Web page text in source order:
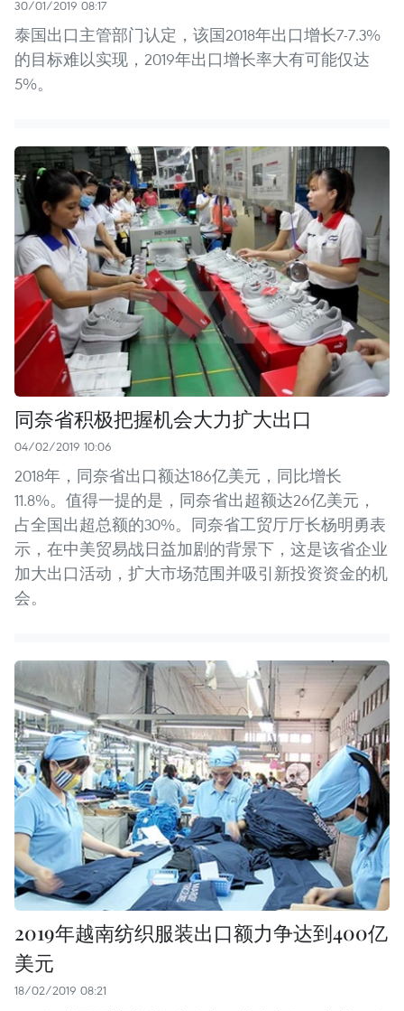
30/01/2019 08:17
泰国出口主管部门认定，该国2018年出口增长7-7.3%
的目标难以实现，2019年出口增长率大有可能仅达
5%。
同奈省积极把握机会大力扩大出口
04/02/2019 10:06
2018年，同奈省出口额达186亿美元，同比增长
11.8%。值得一提的是，同奈省出超额达26亿美元，
占全国出超总额的30%。同奈省工贸厅厅长杨明勇表
示，在中美贸易战日益加剧的背景下，这是该省企业
加大出口活动，扩大市场范围并吸引新投资资金的机
会。
2019年越南纺织服装出口额力争达到400亿
美元
18/02/2019 08:21